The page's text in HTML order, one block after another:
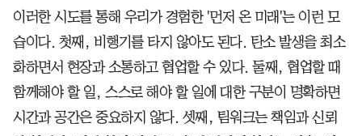
이러한 시도를 통해 우리가 경험한 '먼저 온 미래'는 이런 모
습이다. 첫째, 비행기를 타지 않아도 된다. 탄소 발생을 최소
화하면서 현장과 소통하고 협업할 수 있다. 둘째, 협업할 때
함께해야 할 일, 스스로 해야 할 일에 대한 구분이 명확하면
시간과 공간은 중요하지 않다. 셋째, 팀워크는 책임과 신뢰